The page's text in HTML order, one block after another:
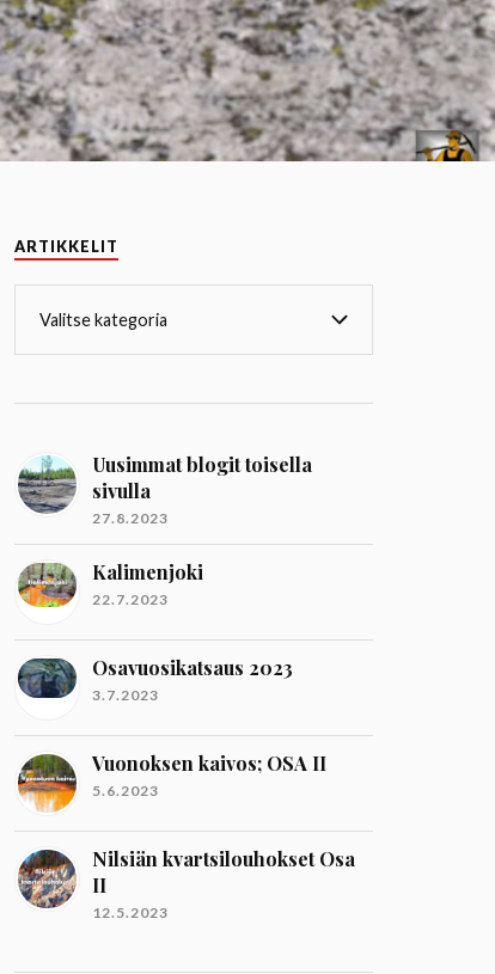
ARTIKKELIT
Uusimmat blogit toisella
sivulla
27.8.2023
Kalimenjoki
22.7.2023
Osavuosikatsaus 2023
3.7.2023
Vuonoksen kaivos; OSA II
5.6.2023
Nilsiän kvartsilouhokset Osa
II
12.5.2023